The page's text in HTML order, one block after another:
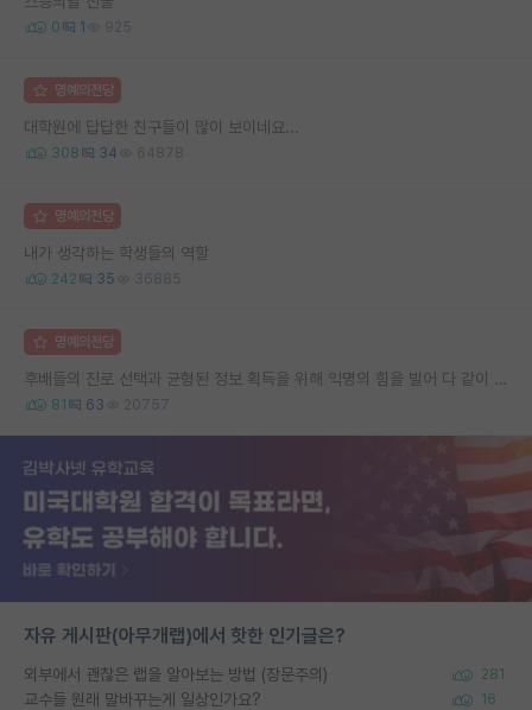
0 1 925
명예의전당
대학원에 답답한 친구들이 많이 보이네요...
308 34 64878
명예의전당
내가 생각하는 학생들의 역할
242 35 36885
명예의전당
후배들의 진로 선택과 균형된 정보 획득을 위해 익명의 힘을 빌어 다 같이 연봉 공개 타임 한번 갖는 것 어때요?
81 63 20757
자유 게시판(아무개랩)에서 핫한 인기글은?
외부에서 괜찮은 랩을 알아보는 방법 (장문주의) 281
교수들 원래 말바꾸는게 일상인가요? 16